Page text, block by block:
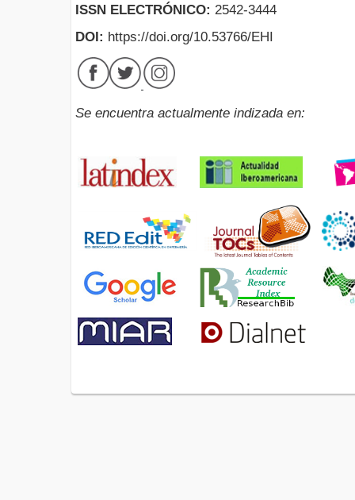
ISSN ELECTRÓNICO: 2542-3444
DOI: https://doi.org/10.53766/EHI
Se encuentra actualmente indizada en: